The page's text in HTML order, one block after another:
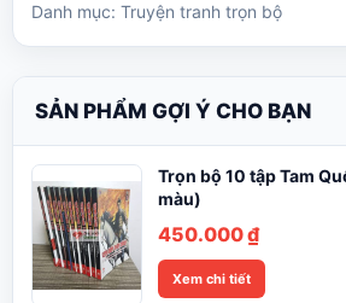
Danh mục: Truyện tranh trọn bộ
SẢN PHẨM GỢI Ý CHO BẠN
Trọn bộ 10 tập Tam
màu)
450.000₫
Xem chi tiết